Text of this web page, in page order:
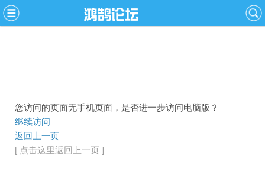
您访问的页面无手机页面，是否进一步访问电脑版？
继续访问
返回上一页
[ 点击这里返回上一页 ]